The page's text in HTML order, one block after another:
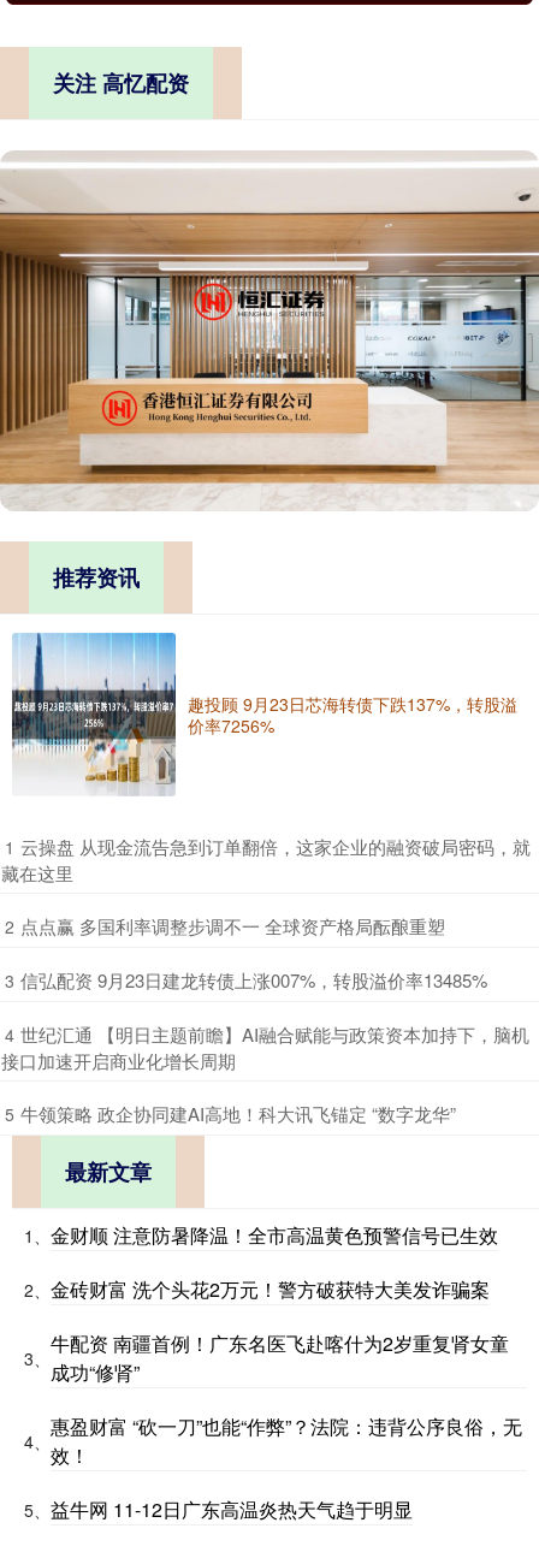
关注 高忆配资
推荐资讯
趣投顾 9月23日芯海转债下跌137%，转股溢
价率7256%
1 ​云操盘 从现金流告急到订单翻倍，这家企业的融资破局密码，就
藏在这里
2 ​点点赢 多国利率调整步调不一 全球资产格局酝酿重塑
3 ​信弘配资 9月23日建龙转债上涨007%，转股溢价率13485%
4 ​世纪汇通 【明日主题前瞻】AI融合赋能与政策资本加持下，脑机
接口加速开启商业化增长周期
5 ​牛领策略 政企协同建AI高地！科大讯飞锚定 “数字龙华”
最新文章
1、 金财顺 注意防暑降温！全市高温黄色预警信号已生效
2、 金砖财富 洗个头花2万元！警方破获特大美发诈骗案
3、
牛配资 南疆首例！广东名医飞赴喀什为2岁重复肾女童
成功“修肾”
4、
惠盈财富 “砍一刀”也能“作弊”？法院：违背公序良俗，无
效！
5、 益牛网 11-12日广东高温炎热天气趋于明显